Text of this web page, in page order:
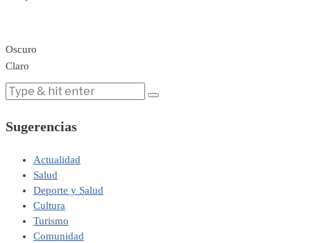
Oscuro
Claro
Sugerencias
Actualidad
Salud
Deporte y Salud
Cultura
Turismo
Comunidad